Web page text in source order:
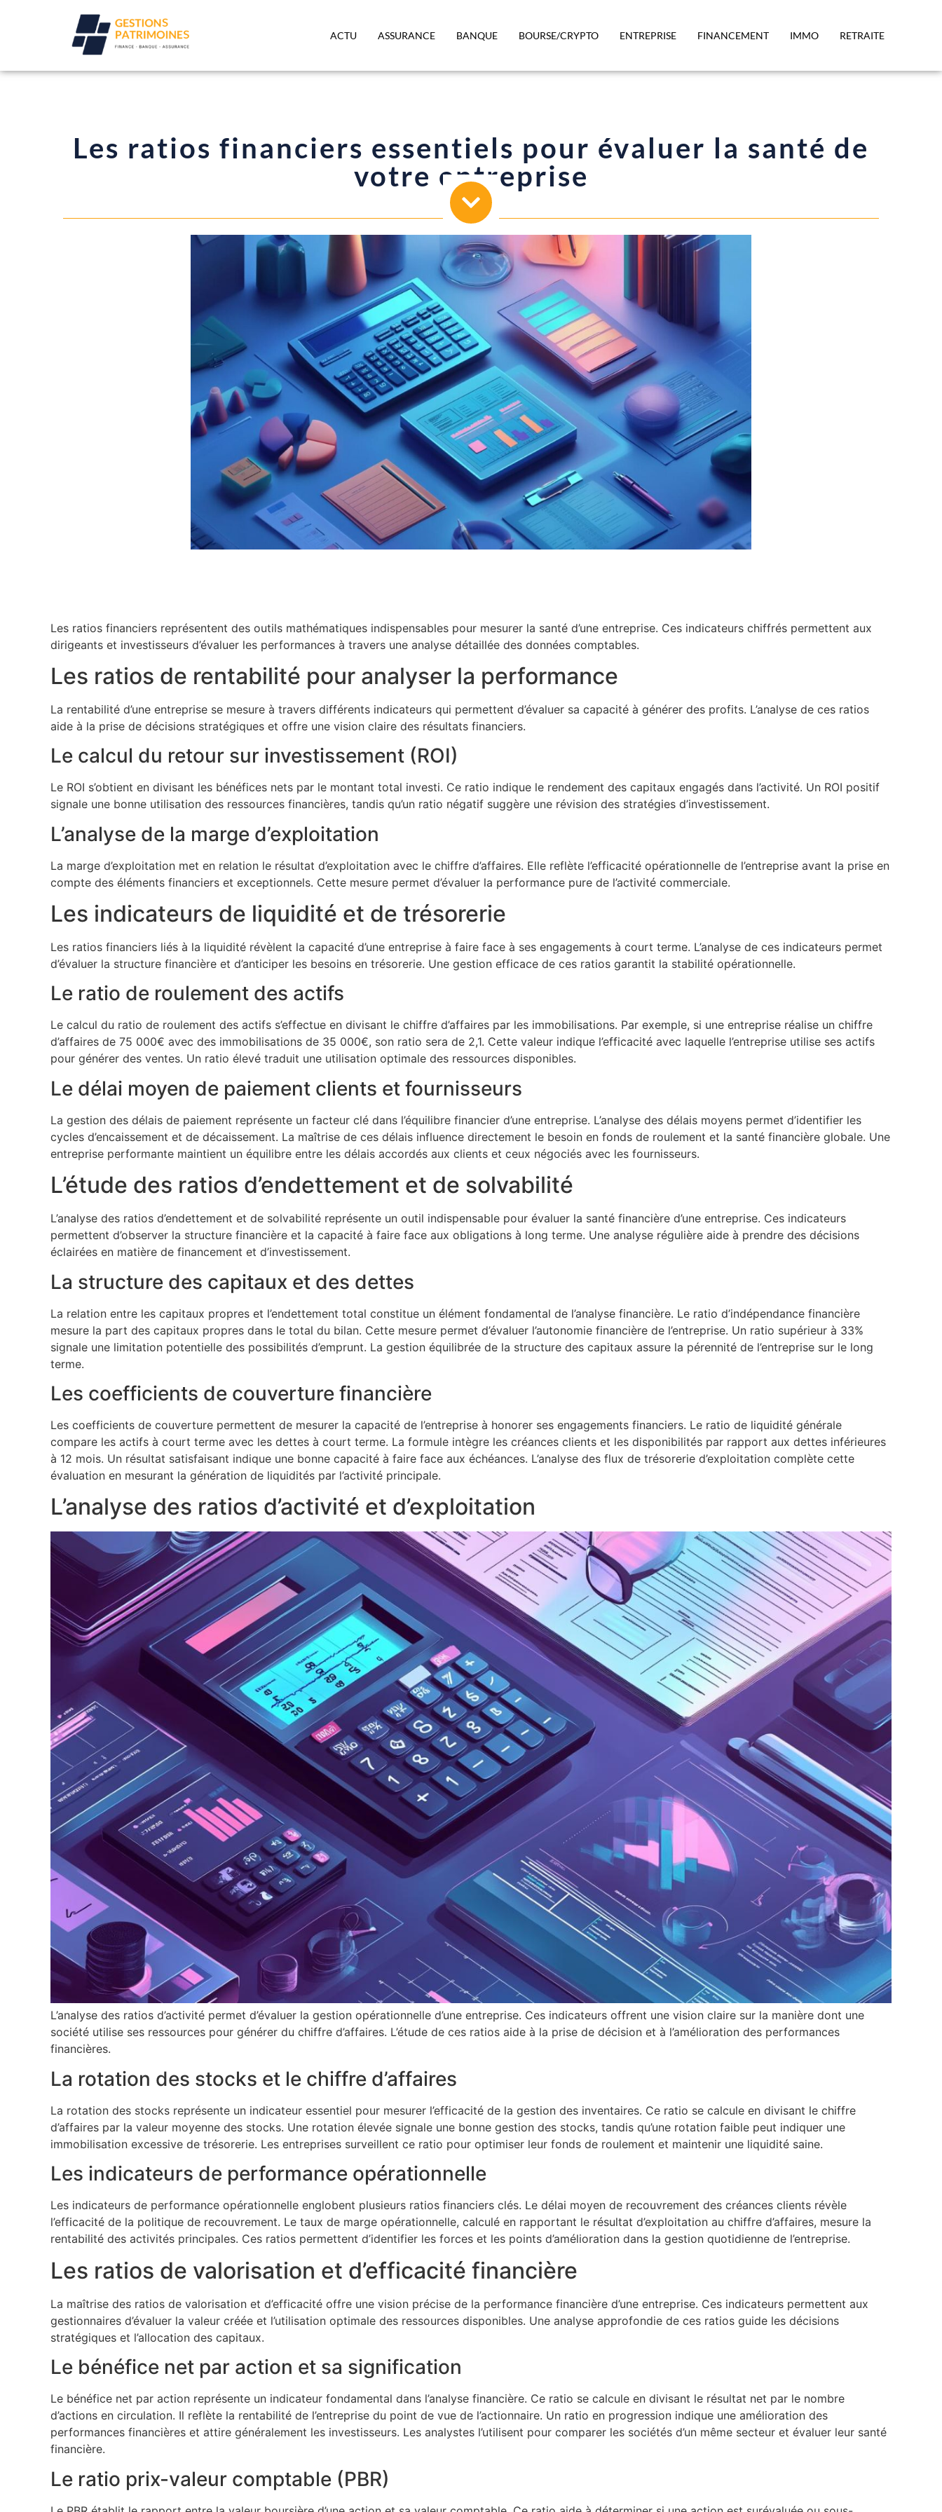
ACTU ASSURANCE BANQUE BOURSE/CRYPTO ENTREPRISE FINANCEMENT IMMO RETRAITE
Les ratios financiers essentiels pour évaluer la santé de
votre entreprise
Les ratios financiers représentent des outils mathématiques indispensables pour mesurer la santé d’une entreprise. Ces indicateurs chiffrés permettent aux
dirigeants et investisseurs d’évaluer les performances à travers une analyse détaillée des données comptables.
Les ratios de rentabilité pour analyser la performance
La rentabilité d’une entreprise se mesure à travers différents indicateurs qui permettent d’évaluer sa capacité à générer des profits. L’analyse de ces ratios
aide à la prise de décisions stratégiques et offre une vision claire des résultats financiers.
Le calcul du retour sur investissement (ROI)
Le ROI s’obtient en divisant les bénéfices nets par le montant total investi. Ce ratio indique le rendement des capitaux engagés dans l’activité. Un ROI positif
signale une bonne utilisation des ressources financières, tandis qu’un ratio négatif suggère une révision des stratégies d’investissement.
L’analyse de la marge d’exploitation
La marge d’exploitation met en relation le résultat d’exploitation avec le chiffre d’affaires. Elle reflète l’efficacité opérationnelle de l’entreprise avant la prise en
compte des éléments financiers et exceptionnels. Cette mesure permet d’évaluer la performance pure de l’activité commerciale.
Les indicateurs de liquidité et de trésorerie
Les ratios financiers liés à la liquidité révèlent la capacité d’une entreprise à faire face à ses engagements à court terme. L’analyse de ces indicateurs permet
d’évaluer la structure financière et d’anticiper les besoins en trésorerie. Une gestion efficace de ces ratios garantit la stabilité opérationnelle.
Le ratio de roulement des actifs
Le calcul du ratio de roulement des actifs s’effectue en divisant le chiffre d’affaires par les immobilisations. Par exemple, si une entreprise réalise un chiffre
d’affaires de 75 000€ avec des immobilisations de 35 000€, son ratio sera de 2,1. Cette valeur indique l’efficacité avec laquelle l’entreprise utilise ses actifs
pour générer des ventes. Un ratio élevé traduit une utilisation optimale des ressources disponibles.
Le délai moyen de paiement clients et fournisseurs
La gestion des délais de paiement représente un facteur clé dans l’équilibre financier d’une entreprise. L’analyse des délais moyens permet d’identifier les
cycles d’encaissement et de décaissement. La maîtrise de ces délais influence directement le besoin en fonds de roulement et la santé financière globale. Une
entreprise performante maintient un équilibre entre les délais accordés aux clients et ceux négociés avec les fournisseurs.
L’étude des ratios d’endettement et de solvabilité
L’analyse des ratios d’endettement et de solvabilité représente un outil indispensable pour évaluer la santé financière d’une entreprise. Ces indicateurs
permettent d’observer la structure financière et la capacité à faire face aux obligations à long terme. Une analyse régulière aide à prendre des décisions
éclairées en matière de financement et d’investissement.
La structure des capitaux et des dettes
La relation entre les capitaux propres et l’endettement total constitue un élément fondamental de l’analyse financière. Le ratio d’indépendance financière
mesure la part des capitaux propres dans le total du bilan. Cette mesure permet d’évaluer l’autonomie financière de l’entreprise. Un ratio supérieur à 33%
signale une limitation potentielle des possibilités d’emprunt. La gestion équilibrée de la structure des capitaux assure la pérennité de l’entreprise sur le long
terme.
Les coefficients de couverture financière
Les coefficients de couverture permettent de mesurer la capacité de l’entreprise à honorer ses engagements financiers. Le ratio de liquidité générale
compare les actifs à court terme avec les dettes à court terme. La formule intègre les créances clients et les disponibilités par rapport aux dettes inférieures
à 12 mois. Un résultat satisfaisant indique une bonne capacité à faire face aux échéances. L’analyse des flux de trésorerie d’exploitation complète cette
évaluation en mesurant la génération de liquidités par l’activité principale.
L’analyse des ratios d’activité et d’exploitation
L’analyse des ratios d’activité permet d’évaluer la gestion opérationnelle d’une entreprise. Ces indicateurs offrent une vision claire sur la manière dont une
société utilise ses ressources pour générer du chiffre d’affaires. L’étude de ces ratios aide à la prise de décision et à l’amélioration des performances
financières.
La rotation des stocks et le chiffre d’affaires
La rotation des stocks représente un indicateur essentiel pour mesurer l’efficacité de la gestion des inventaires. Ce ratio se calcule en divisant le chiffre
d’affaires par la valeur moyenne des stocks. Une rotation élevée signale une bonne gestion des stocks, tandis qu’une rotation faible peut indiquer une
immobilisation excessive de trésorerie. Les entreprises surveillent ce ratio pour optimiser leur fonds de roulement et maintenir une liquidité saine.
Les indicateurs de performance opérationnelle
Les indicateurs de performance opérationnelle englobent plusieurs ratios financiers clés. Le délai moyen de recouvrement des créances clients révèle
l’efficacité de la politique de recouvrement. Le taux de marge opérationnelle, calculé en rapportant le résultat d’exploitation au chiffre d’affaires, mesure la
rentabilité des activités principales. Ces ratios permettent d’identifier les forces et les points d’amélioration dans la gestion quotidienne de l’entreprise.
Les ratios de valorisation et d’efficacité financière
La maîtrise des ratios de valorisation et d’efficacité offre une vision précise de la performance financière d’une entreprise. Ces indicateurs permettent aux
gestionnaires d’évaluer la valeur créée et l’utilisation optimale des ressources disponibles. Une analyse approfondie de ces ratios guide les décisions
stratégiques et l’allocation des capitaux.
Le bénéfice net par action et sa signification
Le bénéfice net par action représente un indicateur fondamental dans l’analyse financière. Ce ratio se calcule en divisant le résultat net par le nombre
d’actions en circulation. Il reflète la rentabilité de l’entreprise du point de vue de l’actionnaire. Un ratio en progression indique une amélioration des
performances financières et attire généralement les investisseurs. Les analystes l’utilisent pour comparer les sociétés d’un même secteur et évaluer leur santé
financière.
Le ratio prix-valeur comptable (PBR)